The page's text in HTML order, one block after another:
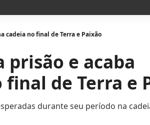
cadeia no final de Terra e Paixão
e acaba
de Terra e
durante seu período na